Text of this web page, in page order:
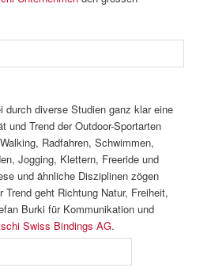
durch diverse Studien ganz klar eine
und Trend der Outdoor-Sportarten
Radfahren, Schwimmen,
Jogging, Klettern, Freeride und
und ähnliche Disziplinen zögen
Trend geht Richtung Natur, Freiheit,
Burki für Kommunikation und
Swiss Bindings AG.